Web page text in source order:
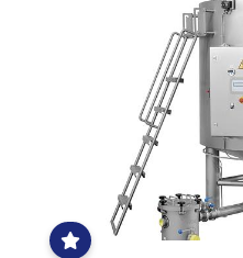
OFT
GEKLICKT